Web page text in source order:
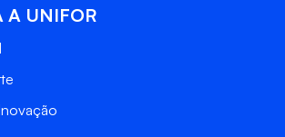
A UNIFOR